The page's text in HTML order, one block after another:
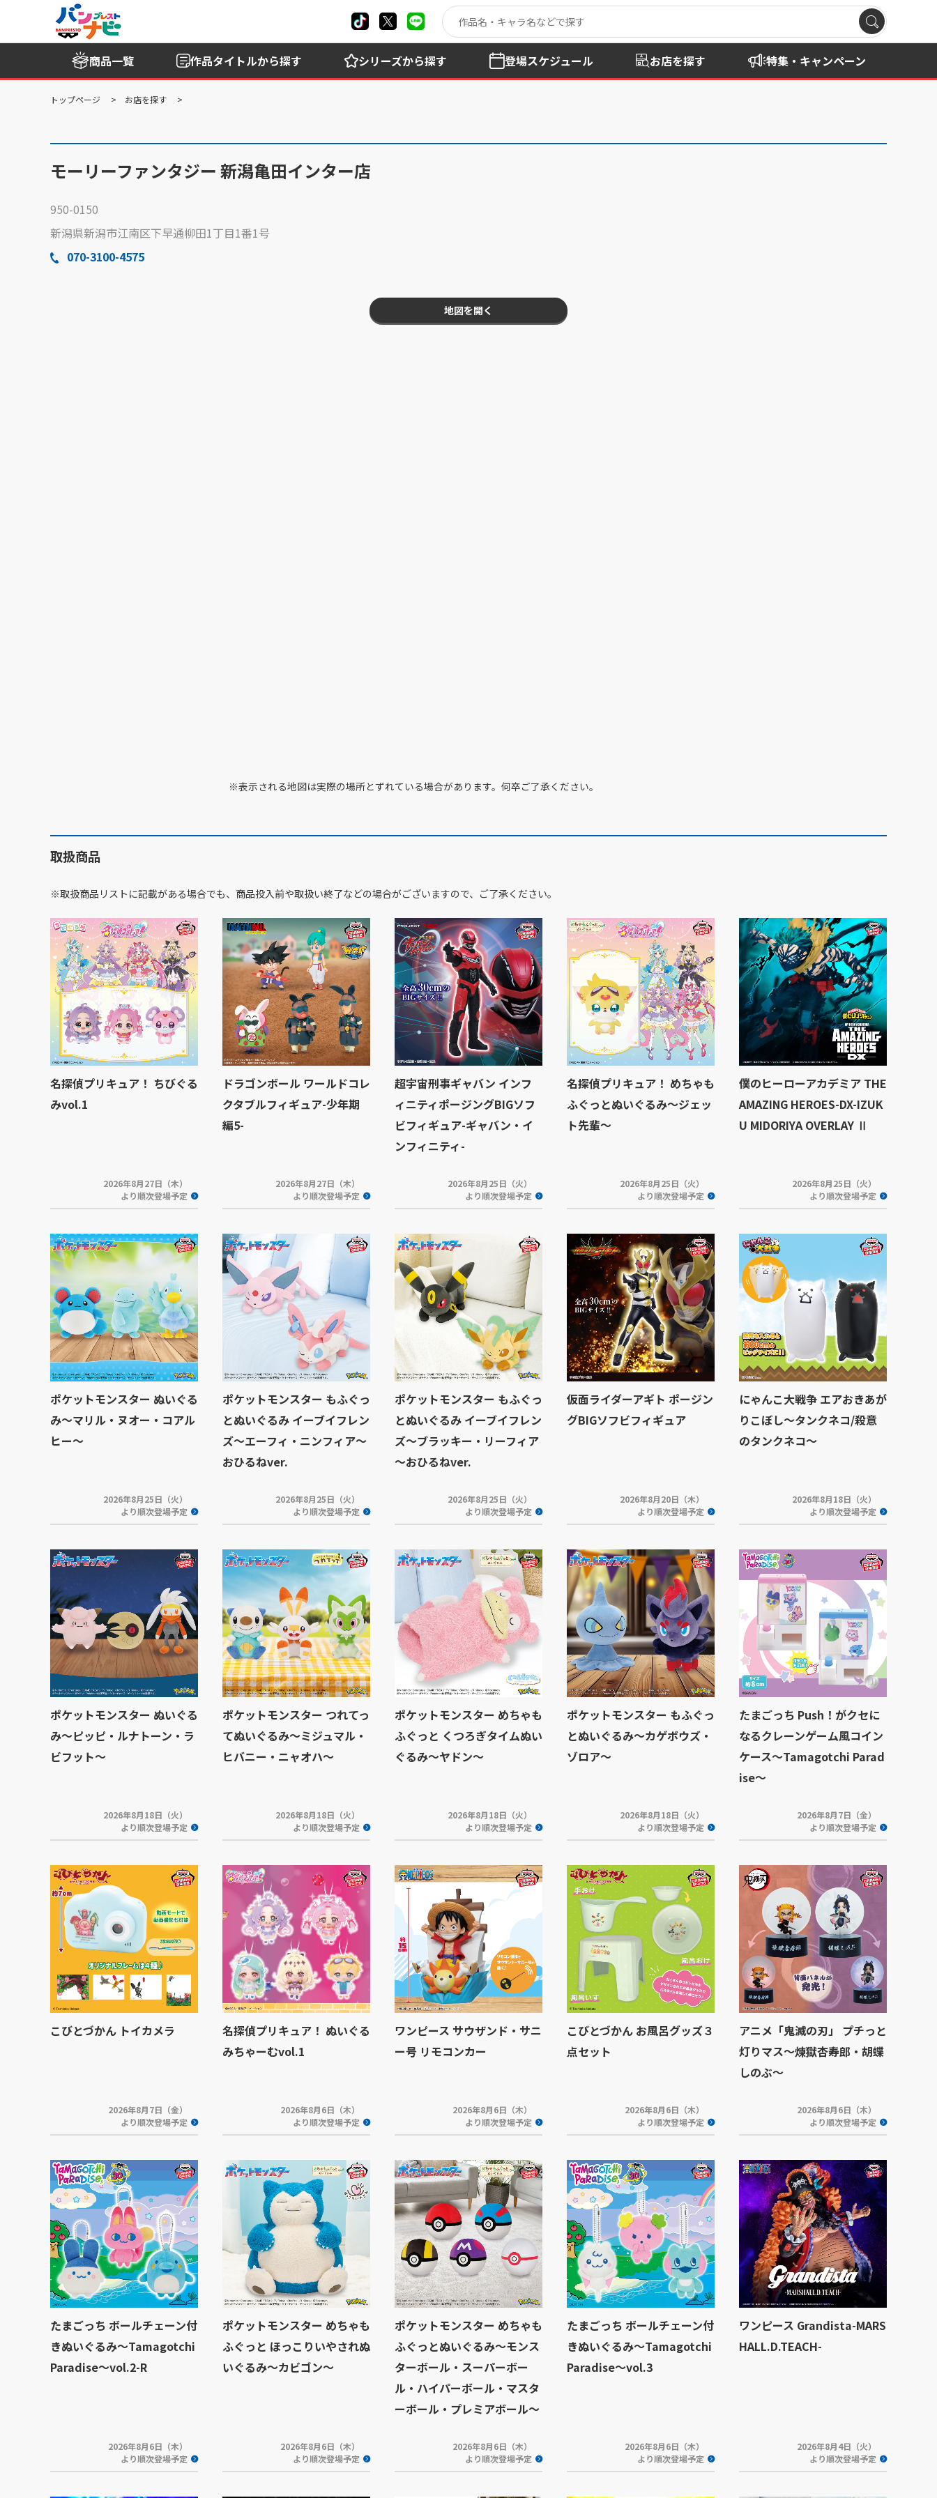
商品一覧 作品タイトルから探す シリーズから探す 登場スケジュール お店を探す 特集・キャンペーン
トップページ お店を探す
モーリーファンタジー 新潟亀田インター店
950-0150
新潟県新潟市江南区下早通柳田1丁目1番1号
070-3100-4575
地図を開く
※表示される地図は実際の場所とずれている場合があります。何卒ご了承ください。
取扱商品
※取扱商品リストに記載がある場合でも、商品投入前や取扱い終了などの場合がございますので、ご了承ください。
名探偵プリキュア！ ちびぐる
みvol.1
2026年8月27日（木）
より順次登場予定
ドラゴンボール ワールドコレ
クタブルフィギュア-少年期
編5-
2026年8月27日（木）
より順次登場予定
超宇宙刑事ギャバン インフ
ィニティポージングBIGソフ
ビフィギュア-ギャバン・イ
ンフィニティ-
2026年8月25日（火）
より順次登場予定
名探偵プリキュア！ めちゃも
ふぐっとぬいぐるみ～ジェッ
ト先輩～
2026年8月25日（火）
より順次登場予定
僕のヒーローアカデミア THE
AMAZING HEROES-DX-IZUK
U MIDORIYA OVERLAY Ⅱ
2026年8月25日（火）
より順次登場予定
ポケットモンスター ぬいぐる
み～マリル・ヌオー・コアル
ヒー～
2026年8月25日（火）
より順次登場予定
ポケットモンスター もふぐっ
とぬいぐるみ イーブイフレン
ズ～エーフィ・ニンフィア～
おひるねver.
2026年8月25日（火）
より順次登場予定
ポケットモンスター もふぐっ
とぬいぐるみ イーブイフレン
ズ～ブラッキー・リーフィア
～おひるねver.
2026年8月25日（火）
より順次登場予定
仮面ライダーアギト ポージン
グBIGソフビフィギュア
2026年8月20日（木）
より順次登場予定
にゃんこ大戦争 エアおきあが
りこぼし～タンクネコ/殺意
のタンクネコ～
2026年8月18日（火）
より順次登場予定
ポケットモンスター ぬいぐる
み～ピッピ・ルナトーン・ラ
ビフット～
2026年8月18日（火）
より順次登場予定
ポケットモンスター つれてっ
てぬいぐるみ～ミジュマル・
ヒバニー・ニャオハ～
2026年8月18日（火）
より順次登場予定
ポケットモンスター めちゃも
ふぐっと くつろぎタイムぬい
ぐるみ～ヤドン～
2026年8月18日（火）
より順次登場予定
ポケットモンスター もふぐっ
とぬいぐるみ～カゲボウズ・
ゾロア～
2026年8月18日（火）
より順次登場予定
たまごっち Push！がクセに
なるクレーンゲーム風コイン
ケース～Tamagotchi Parad
ise～
2026年8月7日（金）
より順次登場予定
こびとづかん トイカメラ
2026年8月7日（金）
より順次登場予定
名探偵プリキュア！ ぬいぐる
みちゃーむvol.1
2026年8月6日（木）
より順次登場予定
ワンピース サウザンド・サニ
ー号 リモコンカー
2026年8月6日（木）
より順次登場予定
こびとづかん お風呂グッズ３
点セット
2026年8月6日（木）
より順次登場予定
アニメ「鬼滅の刃」 プチっと
灯りマス～煉獄杏寿郎・胡蝶
しのぶ～
2026年8月6日（木）
より順次登場予定
たまごっち ボールチェーン付
きぬいぐるみ～Tamagotchi
Paradise～vol.2-R
2026年8月6日（木）
より順次登場予定
ポケットモンスター めちゃも
ふぐっと ほっこりいやされぬ
いぐるみ～カビゴン～
2026年8月6日（木）
より順次登場予定
ポケットモンスター めちゃも
ふぐっとぬいぐるみ～モンス
ターボール・スーパーボー
ル・ハイパーボール・マスタ
ーボール・プレミアボール～
2026年8月6日（木）
より順次登場予定
たまごっち ボールチェーン付
きぬいぐるみ～Tamagotchi
Paradise～vol.3
2026年8月6日（木）
より順次登場予定
ワンピース Grandista-MARS
HALL.D.TEACH-
2026年8月4日（火）
より順次登場予定